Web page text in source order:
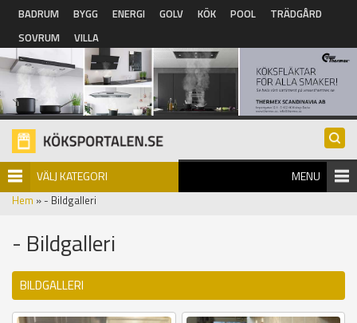
Hoppa till huvudinnehåll
BADRUM BYGG ENERGI GOLV KÖK POOL
TRÄDGÅRD
SOVRUM
VILLA
VÄLJ KATEGORI MENU
Hem » - Bildgalleri
- Bildgalleri
BILDGALLERI